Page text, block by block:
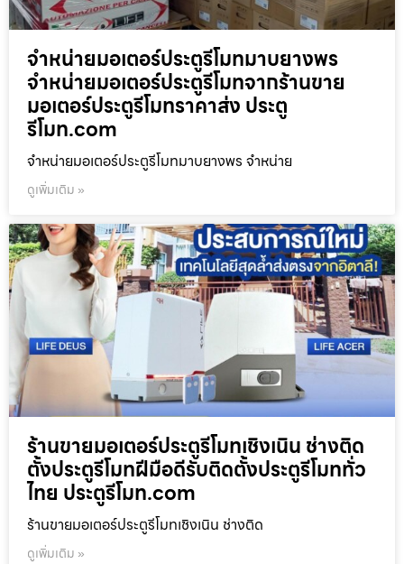
จำหน่ายมอเตอร์ประตูรีโมทมาบยางพร
จำหน่ายมอเตอร์ประตูรีโมทจากร้านขาย
มอเตอร์ประตูรีโมทราคาส่ง ประตู
รีโมท.com
จำหน่ายมอเตอร์ประตูรีโมทมาบยางพร จำหน่าย
ดูเพิ่มเติม »
ร้านขายมอเตอร์ประตูรีโมทเชิงเนิน ช่างติด
ตั้งประตูรีโมทฝีมือดีรับติดตั้งประตูรีโมททั่ว
ไทย ประตูรีโมท.com
ร้านขายมอเตอร์ประตูรีโมทเชิงเนิน ช่างติด
ดูเพิ่มเติม »